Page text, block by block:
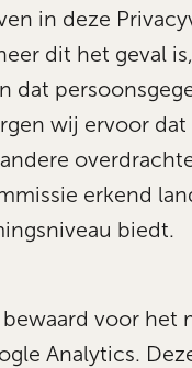
in deze
dit het geval
dat
wij ervoor
erkend
biedt.
voor het
Analytics.